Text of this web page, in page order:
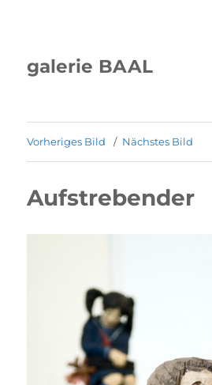
galerie BAAL
Vorheriges Bild Nächstes Bild
Aufstrebender